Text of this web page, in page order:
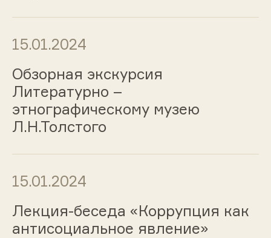
15.01.2024
Обзорная экскурсия
Литературно –
этнографическому музею
Л.Н.Толстого
15.01.2024
Лекция-беседа «Коррупция как
антисоциальное явление»